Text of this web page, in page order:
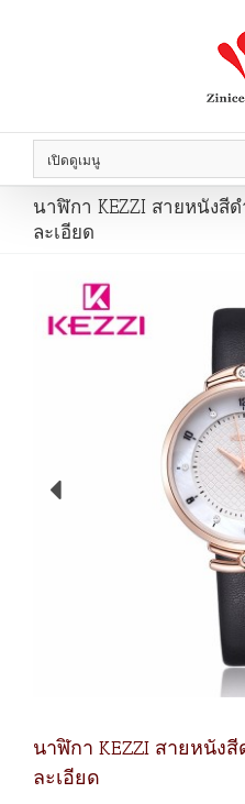
เปิดดูเมนู
นาฬิกา KEZZI สายหนังสี
ละเอียด
นาฬิกา KEZZI สายหนัง
ละเอียด